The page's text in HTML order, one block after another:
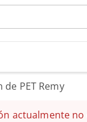
PET Remy
actualmente